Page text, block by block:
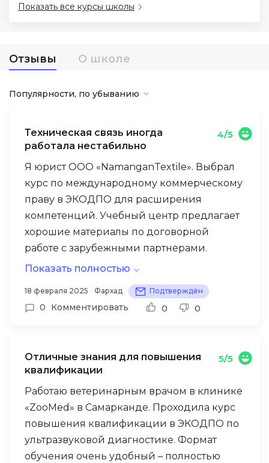
Показать все курсы школы
Отзывы О школе
Популярности, по убыванию
Техническая связь иногда
работала нестабильно
4/5
Я юрист ООО «NamanganTextile». Выбрал
курс по международному коммерческому
праву в ЭКОДПО для расширения
компетенций. Учебный центр предлагает
хорошие материалы по договорной
работе с зарубежными партнерами.
Особенно полезным оказался раздел по
СНГ – применил знания при составлении
контракта с российским поставщиком
компании в части гарантийных
обязательств.
К сожалению, некоторые материалы не
учитывают специфику узбекского
иногда работала нестабильно, особенно в
период пиковых нагрузок на интернет
(18:00-21:00 по Ташкенту). Тем не менее,
удостоверение получил вовремя, оно
признается в Узбекистане и дает право на
надбавку к окладу (15%). В целом, курс
стоит своих денег (3,5 млн сумов) и
Показать полностью
18 февраля 2025 Фархад Подтверждён
0 Комментировать 0 0
Отличные знания для повышения
квалификации
5/5
Работаю ветеринарным врачом в клинике
«ZooMed» в Самарканде. Проходила курс
повышения квалификации в ЭКОДПО по
ультразвуковой диагностике. Формат
обучения очень удобный – полностью
Детям
Акции и промокоды